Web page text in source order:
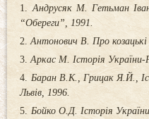
Андрусяк М. Гетьман
“Обереги”, 1991.
Антонович В. Про
Аркас М. Історія України-
Баран В.К., Грицак Я.Й.,
Львів, 1996.
Бойко О.Д. Історія